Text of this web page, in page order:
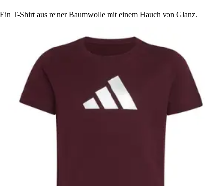
Ein T-Shirt aus reiner Baumwolle mit einem Hauch von Glanz.